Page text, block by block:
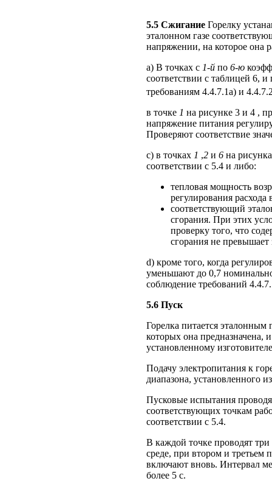
5.5 Сжигание Горелку
эталонном газе
напряжении, на которое она
а) В точках с 1-й по 6-ю
соответствии с таблицей 6,
требованиям 4.4.7.1а) и
в точке 1 на рисунке 3 и 4 ,
напряжение питания
Проверяют соответствие
c) в точках 1 ,2 и 6 на
соответствии с 5.4 и либо:
тепловая мощность
регулирования расхода
соответствующий
сгорания. При этих
проверку того, что
сгорания не превышает
d) кроме того, когда
уменьшают до 0,7
соблюдение требований
5.6 Пуск
Горелка питается эталонным
которых она предназначена,
установленному
Подачу электропитания к
диапазона, установленного
Пусковые испытания
соответствующих точкам
соответствии с 5.4.
В каждой точке проводят
среде, при втором и третьем
включают вновь. Интервал
более 5 с.